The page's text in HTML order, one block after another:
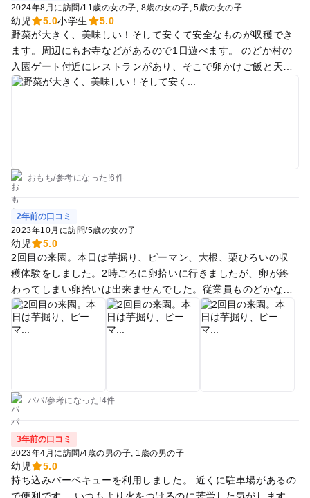
2024年8月に訪問/11歳の女の子 8歳の女の子 5歳の女の子
幼児 5.0小学生
5.0
野菜が大きく、美味しい！そして安くて安全なものが収穫でき
ます。周辺にもお寺などがあるので1日遊べます。 のどか村の
入園ゲート付近にレストランがあり、そこで卵かけご飯と天ぷ
らの定食（800円）が食べられますが、とても美味しかったで
おもち/参考になった!6件
2年前の口コミ
2023年10月に訪問/5歳の女の子
幼児
5.0
2回目の来園。本日は芋掘り、ピーマン、大根、栗ひろいの収
穫体験をしました。2時ごろに卵拾いに行きましたが、卵が終
わってしまい卵拾いは出来ませんでした。従業員ものどかな感
じで好きな施設です。帰りには施設内にある温泉に入って、ご
飯食べて高速使い帰りました。
パパ/参考に なった!4件
3年前の口コミ
2023年4月に訪問/4歳の男の子 1歳の男の子
幼児
5.0
持ち込みバーベキューを利用しました。 近くに駐車場があるの
で便利です。 いつもより火をつけるのに苦労した気がします